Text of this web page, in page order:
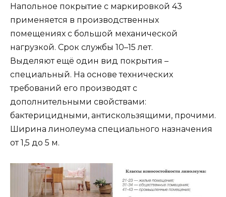
Напольное покрытие с маркировкой 43
применяется в производственных
помещениях с большой механической
нагрузкой. Срок службы 10–15 лет.
Выделяют ещё один вид покрытия –
специальный. На основе технических
требований его производят с
дополнительными свойствами:
бактерицидными, антискользящими, прочими.
Ширина линолеума специального назначения
от 1,5 до 5 м.